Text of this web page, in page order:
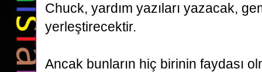
Chuck, yardım yazıları yazacak,
yerleştirecektir.
Ancak bunların hiç birinin faydası